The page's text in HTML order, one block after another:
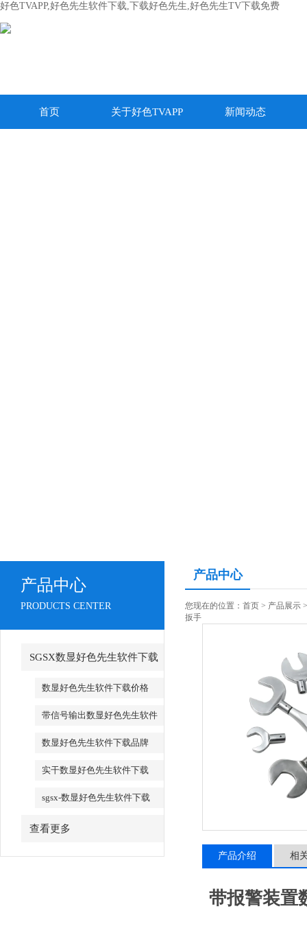
好色TVAPP,好色先生软件下载,下载好色先生,好色先生TV下载免费
首页 关于好色TVAPP 新闻动态
产品中心
PRODUCTS CENTER
SGSX数显好色先生软件下载
_SGSX数显好色先生软件下载
数显好色先生软件下载价格
带信号输出数显好色先生软件
下载
数显好色先生软件下载品牌
实干数显好色先生软件下载
sgsx-数显好色先生软件下载
查看更多
产品中心
您现在的位置： 首页 > 产品展示
扳手
产品介绍 相
带报警装置